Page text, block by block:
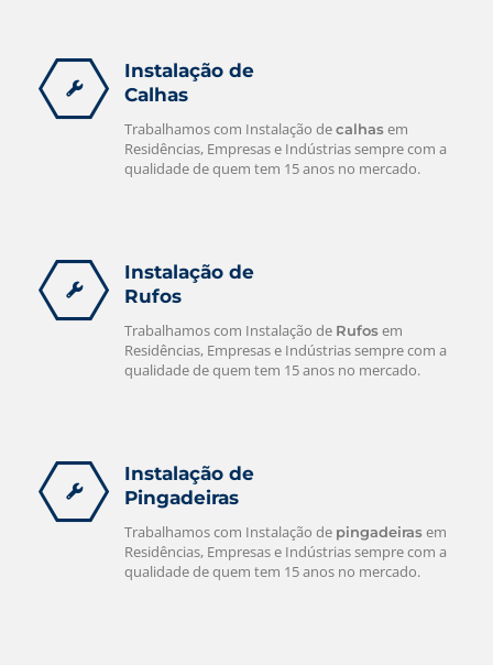
Instalação de
Calhas
Trabalhamos com Instalação decalhasem
Residências, Empresas e Indústrias sempre com a
qualidade de quem tem 15 anos no mercado.
Instalação de
Rufos
Trabalhamos com Instalação de Rufosem
Residências, Empresas e Indústrias sempre com a
qualidade de quem tem 15 anos no mercado.
Instalação de
Pingadeiras
Trabalhamos com Instalação de pingadeirasem
Residências, Empresas e Indústrias sempre com a
qualidade de quem tem 15 anos no mercado.